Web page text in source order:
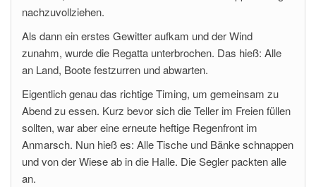
nachzuvollziehen.
Als dann ein erstes Gewitter aufkam und der Wind
zunahm, wurde die Regatta unterbrochen. Das hieß: Alle
an Land, Boote festzurren und abwarten.
Eigentlich genau das richtige Timing, um gemeinsam zu
Abend zu essen. Kurz bevor sich die Teller im Freien füllen
sollten, war aber eine erneute heftige Regenfront im
Anmarsch. Nun hieß es: Alle Tische und Bänke schnappen
und von der Wiese ab in die Halle. Die Segler packten alle
an.